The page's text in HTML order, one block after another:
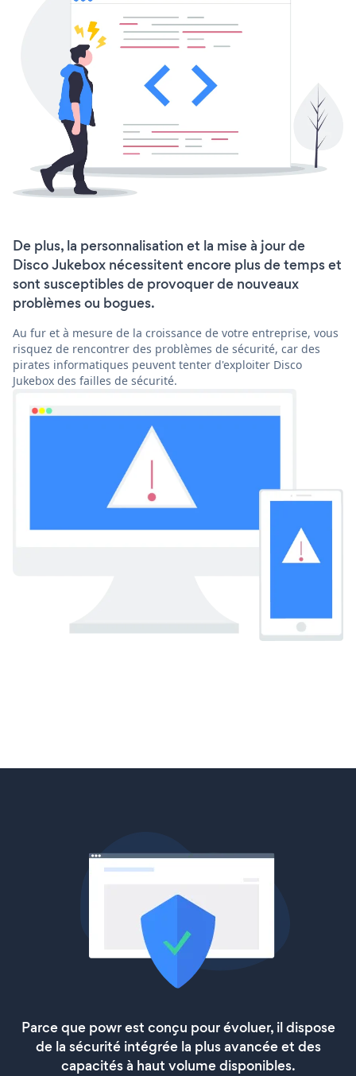
De plus, la personnalisation et la mise à jour de
Disco Jukebox nécessitent encore plus de temps et
sont susceptibles de provoquer de nouveaux
problèmes ou bogues.
Au fur et à mesure de la croissance de votre entreprise, vous
risquez de rencontrer des problèmes de sécurité, car des
pirates informatiques peuvent tenter d'exploiter Disco
Jukebox des failles de sécurité.
Parce que powr est conçu pour évoluer, il dispose
de la sécurité intégrée la plus avancée et des
capacités à haut volume disponibles.